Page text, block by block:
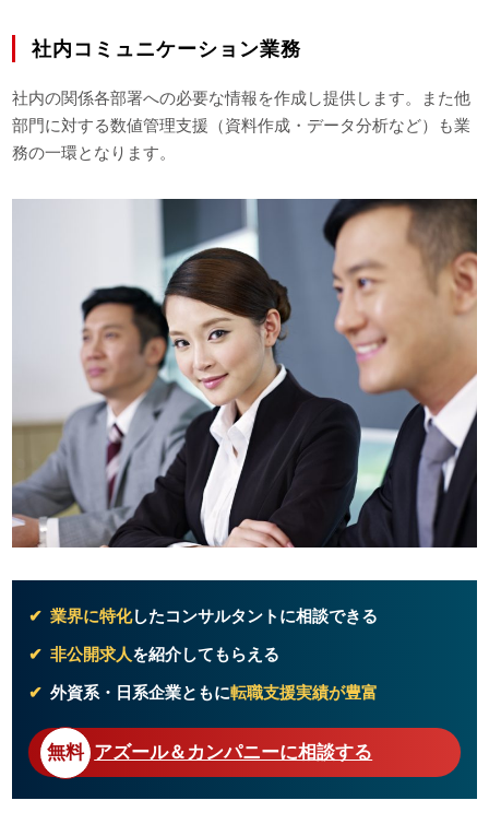
社内コミュニケーション業務
社内の関係各部署への必要な情報を作成し提供します。また他
部門に対する数値管理支援（資料作成・データ分析など）も業
務の一環となります。
業界に特化したコンサルタントに相談できる
非公開求人を紹介してもらえる
外資系・日系企業ともに転職支援実績が豊富
アズール＆カンパニーに相談する